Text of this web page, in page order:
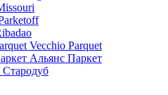
Vecchio Parquet
Альянс Паркет
Стародуб